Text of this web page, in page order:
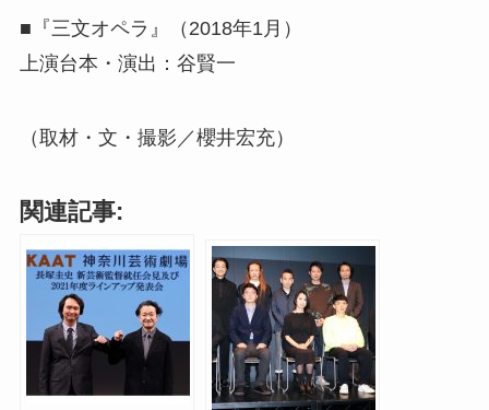
■『三文オペラ』（2018年1月）
上演台本・演出：谷賢一
（取材・文・撮影／櫻井宏充）
関連記事: